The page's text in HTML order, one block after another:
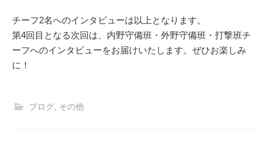
チーフ2名へのインタビューは以上となります。
第4回目となる次回は、内野守備班・外野守備班・打撃班チ
ーフへのインタビューをお届けいたします。ぜひお楽しみ
に！
ブログ, その他